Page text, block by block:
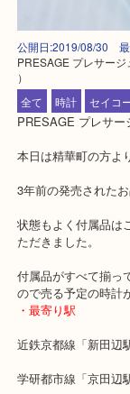
PRESAGE プレサー
全て
時計 セイ
PRESAGE プレサ
3年前の発売され
ただきました。
付属品がすべて揃